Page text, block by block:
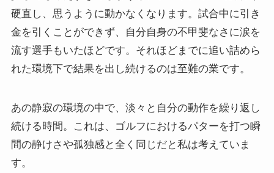
硬直し、思うように動かなくなります。試合中に引き
金を引くことができず、自分自身の不甲斐なさに涙を
流す選手もいたほどです。それほどまでに追い詰めら
れた環境下で結果を出し続けるのは至難の業です。
あの静寂の環境の中で、淡々と自分の動作を繰り返し
続ける時間。これは、ゴルフにおけるパターを打つ瞬
間の静けさや孤独感と全く同じだと私は考えていま
す。